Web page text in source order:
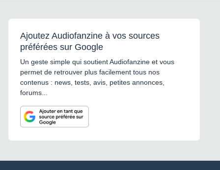
Ajoutez Audiofanzine à vos sources
préférées sur Google
Un geste simple qui soutient Audiofanzine et vous
permet de retrouver plus facilement tous nos
contenus : news, tests, avis, petites annonces,
forums...